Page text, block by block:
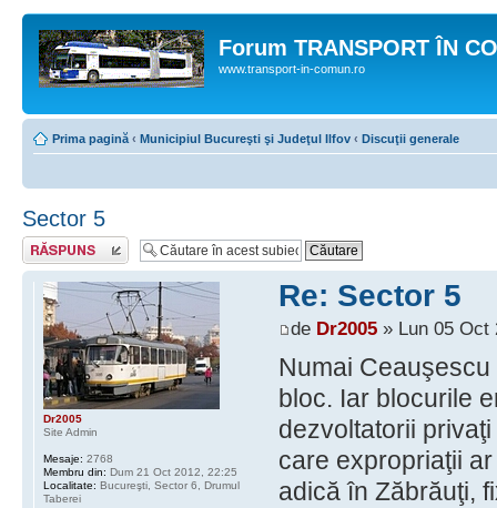
Forum TRANSPORT ÎN
www.transport-in-comun.ro
Prima pagină ‹ Municipiul Bucureşti şi Judeţul Ilfov ‹ Discuţii generale
Sector 5
Răspunde
Re: Sector 5
de Dr2005» Lun 05 Oct
Numai
bloc. Iar blocurile
dezvoltatorii
care expropriaţii
adică în Zăbrăuţi,
Dr2005
Site Admin
Mesaje: 2768
Membru din: Dum 21 Oct 2012, 22:25
Localitate: Bucureşti, Sector 6, Drumul
Taberei